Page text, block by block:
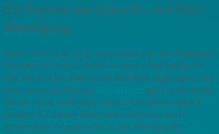
Ein Festival der Zukunft – mit FKU-
Beteiligung
Vom 7. bis 8. Juni 2025 verwandelt sich der Napoleon
Komplex in Friedrichshain erneut in das Mekka für
alle, die sich für elektrische Mobilität begeistern: Das
internationale Festival
geht in die dritte
Runde – und stellt dabei elektrische Motorräder, E-
Scooter, E-Custom-Bikes sowie erstmals auch
automobile Innovationen in den Mittelpunkt.